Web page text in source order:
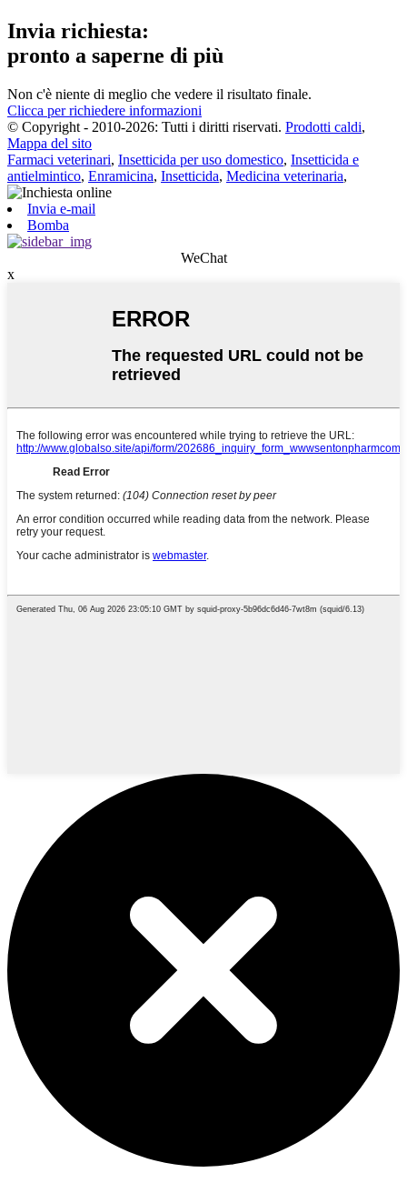
Invia richiesta:
pronto a saperne di più
Non c'è niente di meglio che vedere il risultato finale.
Clicca per richiedere informazioni
© Copyright - 2010-2026: Tutti i diritti riservati. Prodotti caldi,
Mappa del sito
Farmaci veterinari, Insetticida per uso domestico, Insetticida e
antielmintico, Enramicina, Insetticida, Medicina veterinaria,
Invia e-mail
Bomba
WeChat
x